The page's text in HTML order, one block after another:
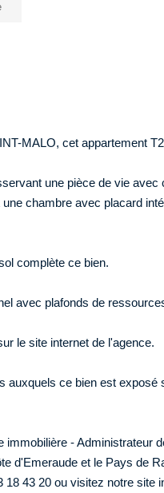
MALO, cet appartement
une pièce de vie
chambre avec placard
complète ce bien.
avec plafonds de
le site internet de l'agence.
auxquels ce bien est
- Administrateur
d'Emeraude et le Pays de
43 20 ou visitez notre